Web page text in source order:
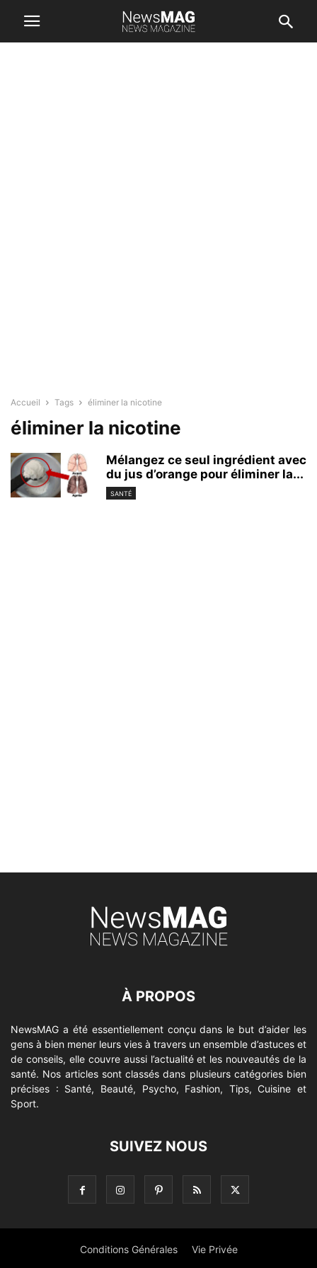
Accueil Tags éliminer la nicotine
éliminer la nicotine
Mélangez ce seul ingrédient avec
du jus d’orange pour éliminer la...
SANTÉ
À PROPOS
NewsMAG a été essentiellement conçu dans le but d’aider les
gens à bien mener leurs vies à travers un ensemble d’astuces et
de conseils, elle couvre aussi l’actualité et les nouveautés de la
santé. Nos articles sont classés dans plusieurs catégories bien
précises : Santé, Beauté, Psycho, Fashion, Tips, Cuisine et
Sport.
SUIVEZ NOUS
Conditions Générales Vie Privée